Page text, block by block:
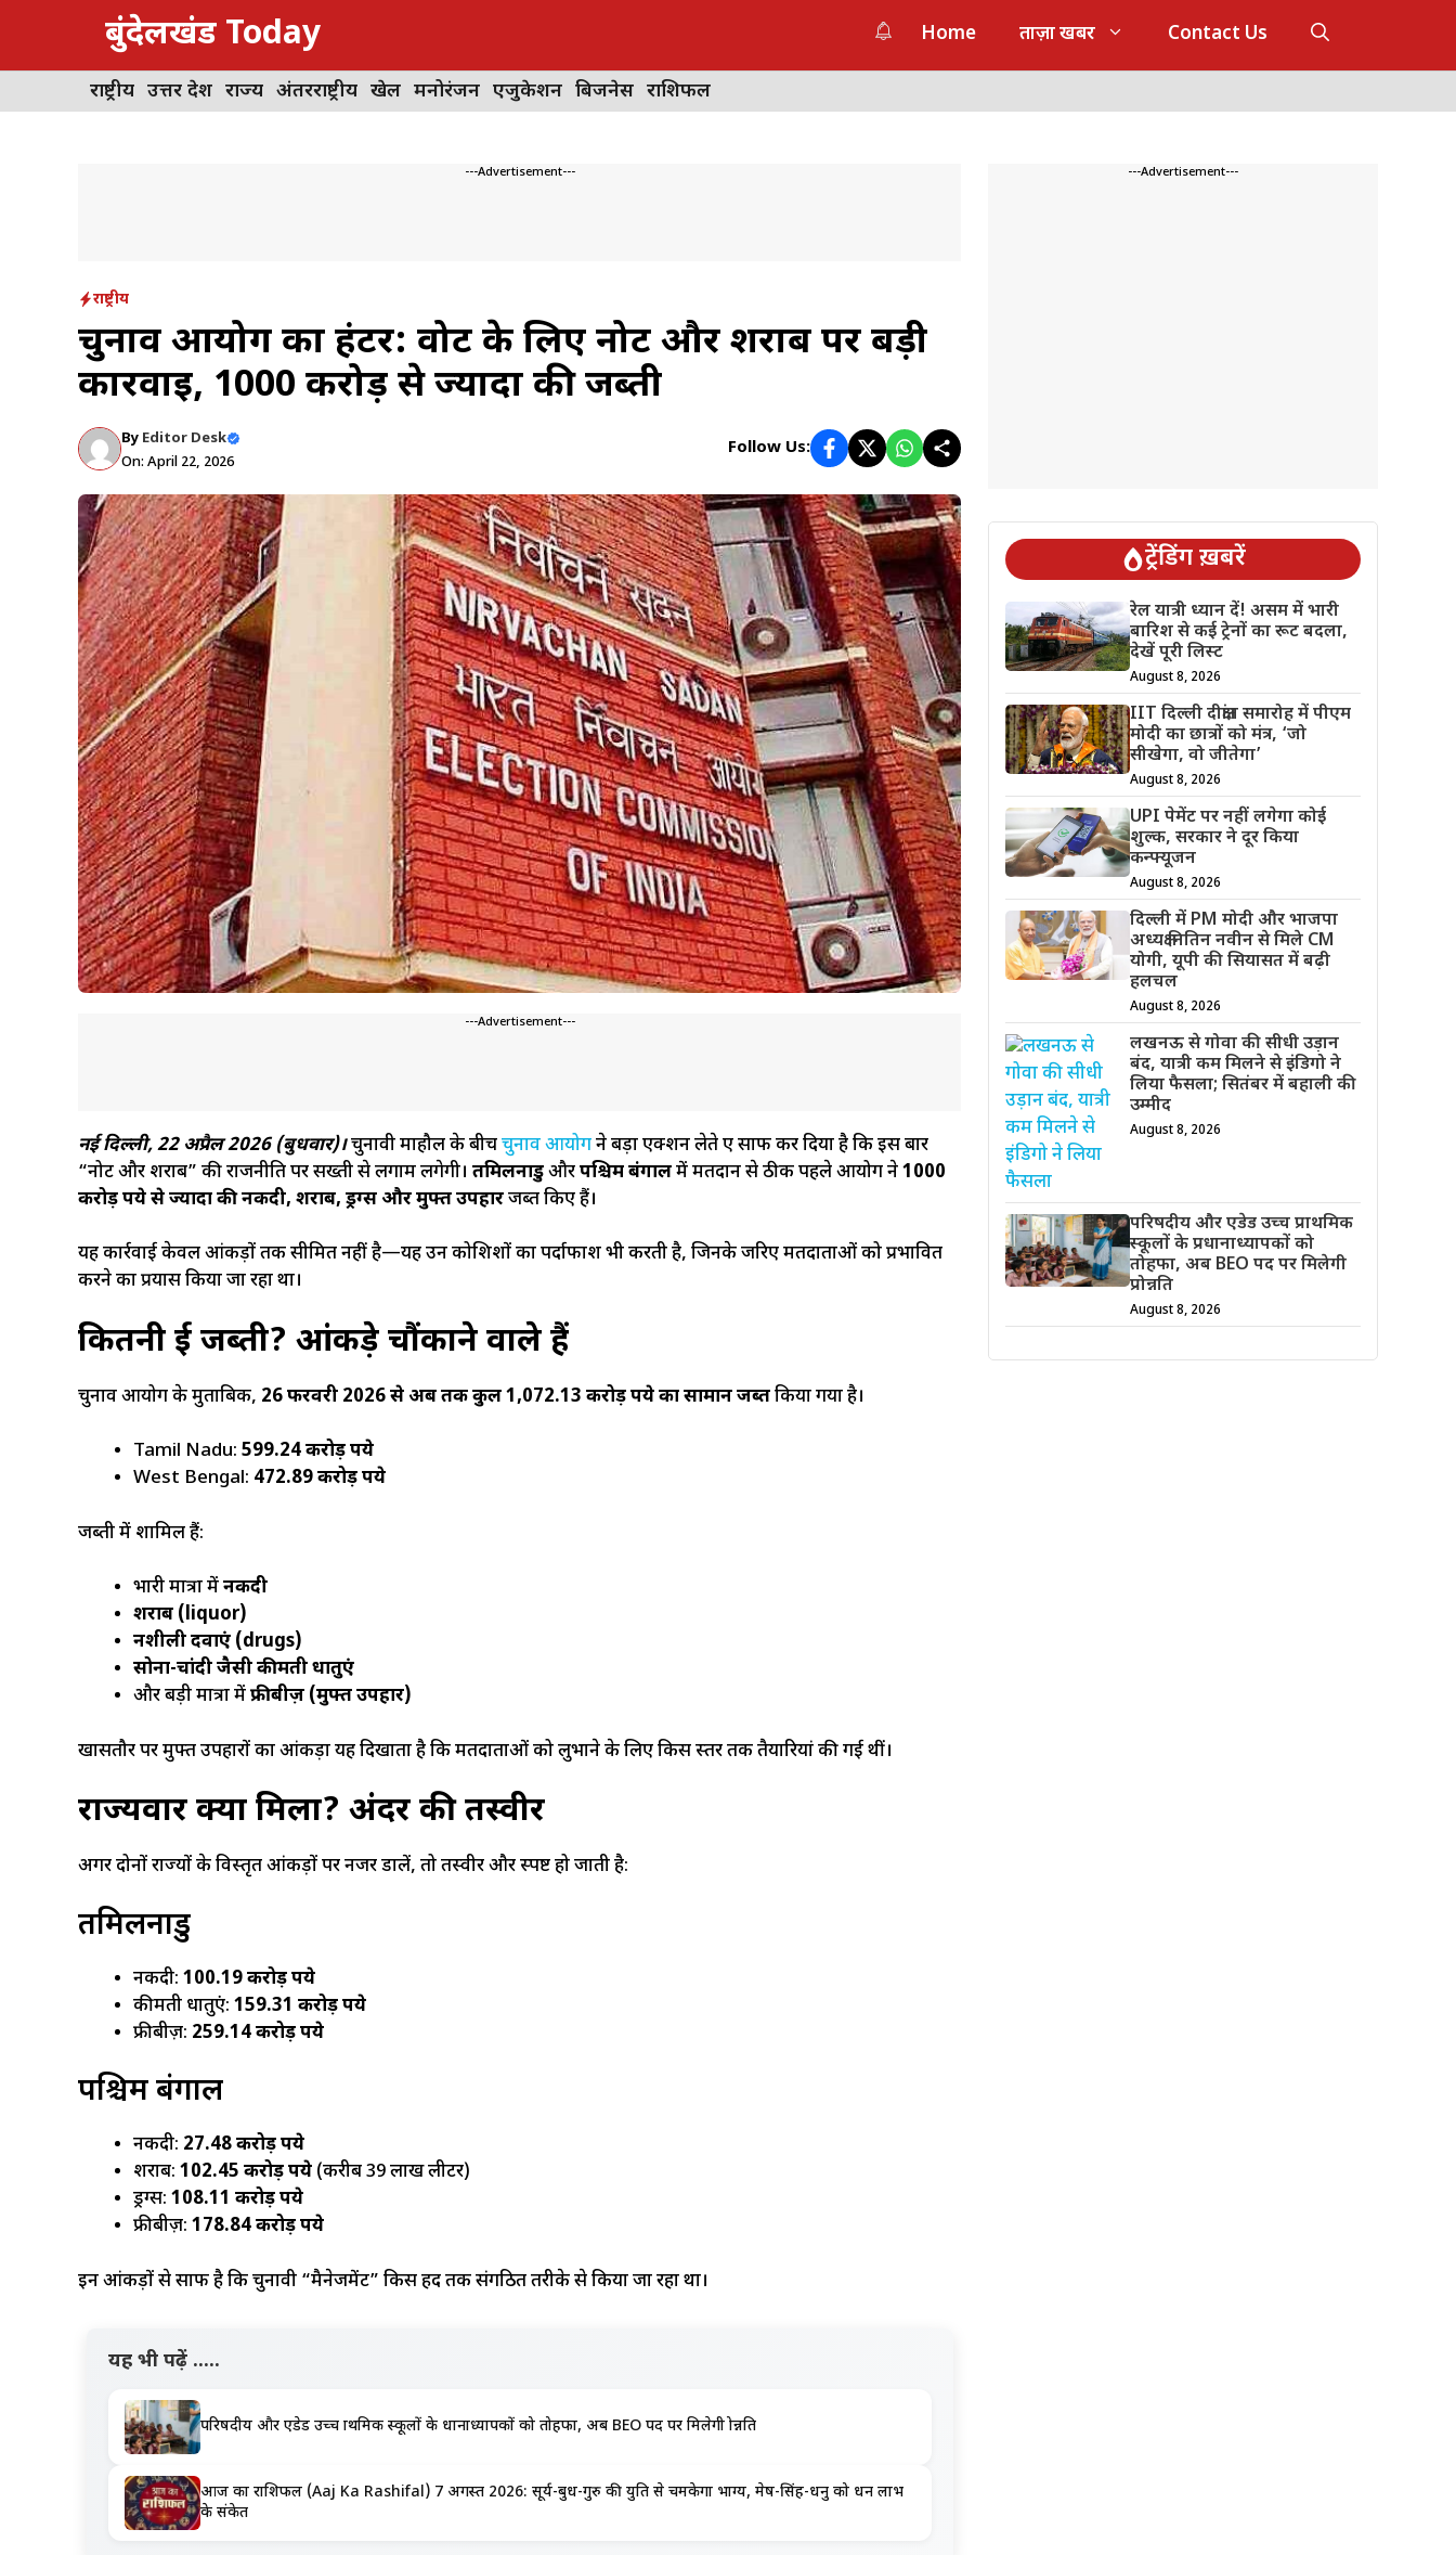
content
बुंदेलखंड Today Home ताज़ा खबर Contact Us
राष्ट्रीय उत्तर प्रदेश राज्य अंतरराष्ट्रीय खेल मनोरंजन एजुकेशन बिजनेस राशिफल
---Advertisement---
राष्ट्रीय
चुनाव आयोग का हंटर: वोट के लिए नोट और शराब पर बड़ी
कार्रवाई, 1000 करोड़ से ज्यादा की जब्ती
By Editor Desk
On: April 22, 2026
Follow Us:
---Advertisement---
नई दिल्ली, 22 अप्रैल 2026 (बुधवार)।चुनावी माहौल के बीचचुनाव आयोगने बड़ा एक्शन लेते हुए साफ कर दिया है कि इस बार
“नोट और शराब” की राजनीति पर सख्ती से लगाम लगेगी। तमिलनाडुऔरपश्चिम बंगालमें मतदान से ठीक पहले आयोग ने1000
करोड़ रुपये से ज्यादा की नकदी, शराब, ड्रग्स और मुफ्त उपहारजब्त किए हैं।
यह कार्रवाई केवल आंकड़ों तक सीमित नहीं है—यह उन कोशिशों का पर्दाफाश भी करती है, जिनके जरिए मतदाताओं को प्रभावित
करने का प्रयास किया जा रहा था।
कितनी हुई जब्ती? आंकड़े चौंकाने वाले हैं
चुनाव आयोग के मुताबिक, 26 फरवरी 2026 से अब तक कुल 1,072.13 करोड़ रुपये का सामान जब्तकिया गया है।
Tamil Nadu: 599.24 करोड़ रुपये
West Bengal: 472.89 करोड़ रुपये
जब्ती में शामिल हैं:
भारी मात्रा मेंनकदी
शराब (liquor)
नशीली दवाएं (drugs)
सोना-चांदी जैसी कीमती धातुएं
और बड़ी मात्रा मेंफ्रीबीज़ (मुफ्त उपहार)
खासतौर पर मुफ्त उपहारों का आंकड़ा यह दिखाता है कि मतदाताओं को लुभाने के लिए किस स्तर तक तैयारियां की गई थीं।
राज्यवार क्या मिला? अंदर की तस्वीर
अगर दोनों राज्यों के विस्तृत आंकड़ों पर नजर डालें, तो तस्वीर और स्पष्ट हो जाती है:
तमिलनाडु
नकदी: 100.19 करोड़ रुपये
कीमती धातुएं: 159.31 करोड़ रुपये
फ्रीबीज़: 259.14 करोड़ रुपये
पश्चिम बंगाल
नकदी: 27.48 करोड़ रुपये
शराब: 102.45 करोड़ रुपये (करीब 39 लाख लीटर)
ड्रग्स: 108.11 करोड़ रुपये
फ्रीबीज़: 178.84 करोड़ रुपये
इन आंकड़ों से साफ है कि चुनावी “मैनेजमेंट” किस हद तक संगठित तरीके से किया जा रहा था।
यह भी पढ़ें .....
परिषदीय और एडेड उच्च प्राथमिक स्कूलों के प्रधानाध्यापकों को तोहफा, अब BEO पद पर मिलेगी प्रोन्नति
आज का राशिफल (Aaj Ka Rashifal) 7 अगस्त 2026: सूर्य-बुध-गुरु की युति से चमकेगा भाग्य, मेष-सिंह-धनु को धन लाभ
के संकेत
---Advertisement---
ट्रेंडिंग ख़बरें
रेल यात्री ध्यान दें! असम में भारी
बारिश से कई ट्रेनों का रूट बदला,
देखें पूरी लिस्ट
August 8, 2026
IIT दिल्ली दीक्षांत समारोह में पीएम
मोदी का छात्रों को मंत्र, ‘जो
सीखेगा, वो जीतेगा’
August 8, 2026
UPI पेमेंट पर नहीं लगेगा कोई
शुल्क, सरकार ने दूर किया
कन्फ्यूजन
August 8, 2026
दिल्ली में PM मोदी और भाजपा
अध्यक्ष नितिन नवीन से मिले CM
योगी, यूपी की सियासत में बढ़ी
हलचल
August 8, 2026
लखनऊ से गोवा की सीधी उड़ान
बंद, यात्री कम मिलने से इंडिगो ने
लिया फैसला; सितंबर में बहाली की
उम्मीद
August 8, 2026
परिषदीय और एडेड उच्च प्राथमिक
स्कूलों के प्रधानाध्यापकों को
तोहफा, अब BEO पद पर मिलेगी
प्रोन्नति
August 8, 2026